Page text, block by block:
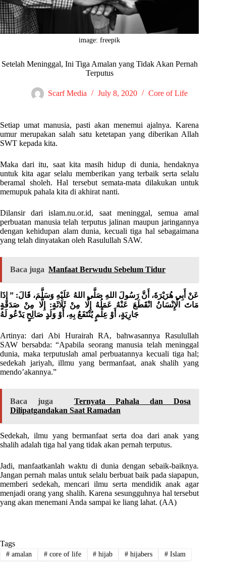
image: freepik
Setelah Meninggal, Ini Tiga Amalan yang Tidak Akan Pernah
Terputus
Scarf Media July 8, 2020 Core of Life
Setiap umat manusia, pasti akan menemui ajalnya. Karena
umur merupakan salah satu ketetapan yang diberikan Allah
SWT kepada kita.
Maka dari itu, saat kita masih hidup di dunia, hendaknya
untuk kita agar selalu memberikan yang terbaik serta selalu
beramal sholeh. Hal tersebut semata-mata dilakukan untuk
memupuk pahala kita di akhirat nanti.
Dilansir dari islam.nu.or.id, saat meninggal, semua amal
perbuatan manusia telah terputus jalinan maupun jaringannya
dengan kehidupan alam dunia, kecuali tiga hal sebagaimana
yang telah dinyatakan oleh Rasulullah SAW.
Baca juga Manfaat Berwudu Sebelum Tidur
عَنْ أَبِي هُرَيْرَةَ، أَنَّ رَسُولَ اللهِ صَلَّى اللهُ عَلَيْهِ وَسَلَّمَ، قَالَ: ” إِذَا
مَاتَ الْإِنْسَانُ انْقَطَعَ عَنْهُ عَمَلُهُ إِلَّا مِنْ ثَلَاثَةٍ: إِلَّا مِنْ صَدَقَةٍ
جَارِيَةٍ، أَوْ عِلْمٍ يُنْتَفَعُ بِهِ، أَوْ وَلَدٍ صَالِحٍ يَدْعُو لَهُ
Artinya: dari Abi Hurairah RA, bahwasannya Rasulullah
SAW bersabda: “Apabila seorang manusia telah meninggal
dunia, maka terputuslah amal perbuatannya kecuali tiga hal;
sedekah jariyah, illmu yang bermanfaat, anak shalih yang
mendo’akannya.”
Baca juga
Ternyata Pahala dan Dosa
Dilipatgandakan Saat Ramadan
Sedekah, ilmu yang bermanfaat serta doa dari anak yang
shalih adalah tiga hal yang tidak akan pernah terputus.
Jadi, manfaatkanlah waktu di dunia dengan sebaik-baiknya.
Jangan pernah malas untuk selalu berbuat baik pada siapapun,
memberi sedekah, mencari ilmu serta mendidik anak agar
menjadi orang yang shalih. Karena sesungguhnya hal tersebut
yang akan menemani Anda sampai ke liang lahat. (AA)
Tags
#amalan #core of life # hijab # hijabers # Islam